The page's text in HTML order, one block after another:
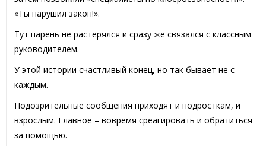
«Ты нарушил закон!».
Тут парень не растерялся и сразу же связался с классным
руководителем.
У этой истории счастливый конец, но так бывает не с
каждым.
Подозрительные сообщения приходят и подросткам, и
взрослым. Главное – вовремя среагировать и обратиться
за помощью.